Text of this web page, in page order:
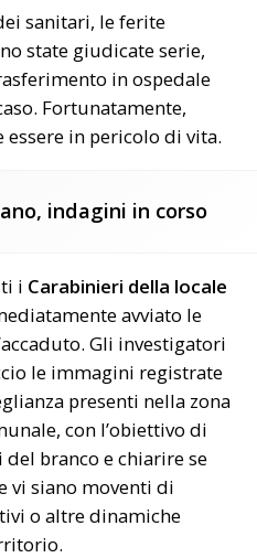
sanitari, le ferite
state giudicate serie,
in ospedale
Fortunatamente,
essere in pericolo di vita.
indagini in corso
i Carabinieri della locale
avviato le
Gli investigatori
le immagini registrate
presenti nella zona
con l’obiettivo di
branco e chiarire se
vi siano moventi di
o altre dinamiche